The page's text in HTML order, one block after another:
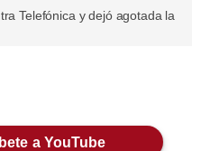
Telefónica y dejó agotada la
a YouTube